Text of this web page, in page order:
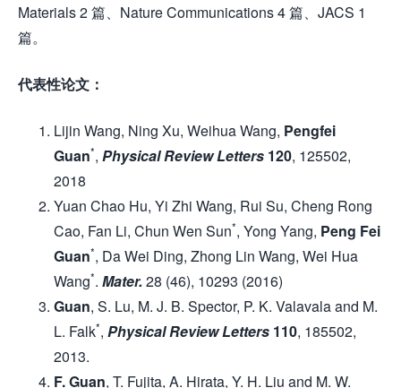
Materials 2 篇、Nature Communications 4 篇、JACS 1
篇。
代表性论文：
Lijin Wang, Ning Xu, Weihua Wang, Pengfei
Guan*, Physical Review Letters 120, 125502,
2018
Yuan Chao Hu, Yi Zhi Wang, Rui Su, Cheng Rong
Cao, Fan Li, Chun Wen Sun*, Yong Yang, Peng Fei
Guan*, Da Wei Ding, Zhong Lin Wang, Wei Hua
Wang*. Mater. 28 (46), 10293 (2016)
Guan, S. Lu, M. J. B. Spector, P. K. Valavala and M.
L. Falk*, Physical Review Letters 110, 185502,
2013.
F. Guan, T. Fujita, A. Hirata, Y. H. Liu and M. W.